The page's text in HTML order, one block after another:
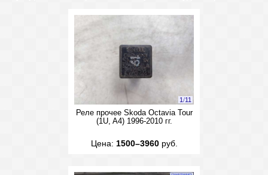
1/11
Реле прочее Skoda Octavia Tour
(1U, A4) 1996-2010 гг.
Цена: 1500–3960руб.